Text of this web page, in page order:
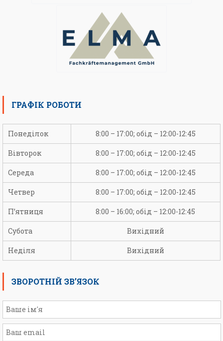
ГРАФІК РОБОТИ
Понеділок 8:00 – 17:00; обід – 12:00-12:45
Вівторок 8:00 – 17:00; обід – 12:00-12:45
Середа 8:00 – 17:00; обід – 12:00-12:45
Четвер 8:00 – 17:00; обід – 12:00-12:45
П’ятниця 8:00 – 16:00; обід – 12:00-12:45
Субота Вихідний
Неділя Вихідний
ЗВОРОТНІЙ ЗВ’ЯЗОК